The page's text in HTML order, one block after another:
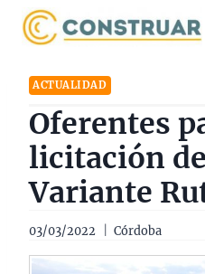
Saltar
ACTUALIDAD
Oferentes
licitación
Variante
03/03/2022 Córdoba